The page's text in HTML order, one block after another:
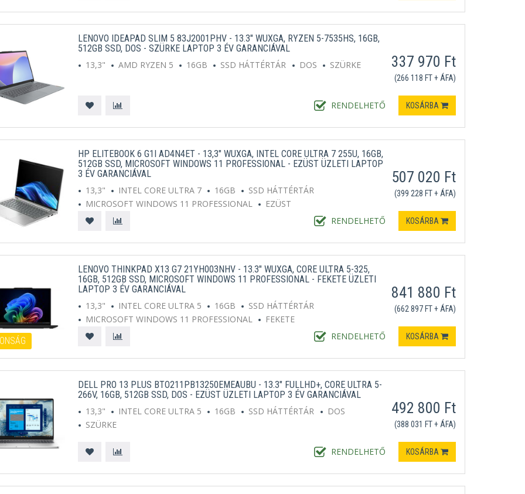
LENOVO IDEAPAD SLIM 5 83J2001PHV - 13.3" WUXGA, RYZEN 5-7535HS, 16GB,
512GB SSD, DOS - SZÜRKE LAPTOP 3 ÉV GARANCIÁVAL
13,3"
AMD RYZEN 5 16GB SSD HÁTTÉRTÁR DOS SZÜRKE
RENDELHETŐ
337 970 Ft
(266 118 FT + ÁFA)
KOSÁRBA
HP ELITEBOOK 6 G1I AD4N4ET - 13,3" WUXGA, INTEL CORE ULTRA 7 255U, 16GB,
512GB SSD, MICROSOFT WINDOWS 11 PROFESSIONAL - EZÜST ÜZLETI LAPTOP
3 ÉV GARANCIÁVAL
13,3"
INTEL CORE ULTRA 7 16GB
SSD HÁTTÉRTÁR
MICROSOFT WINDOWS 11 PROFESSIONAL
EZÜST
RENDELHETŐ
507 020 Ft
(399 228 FT + ÁFA)
KOSÁRBA
LENOVO THINKPAD X13 G7 21YH003NHV - 13.3" WUXGA, CORE ULTRA 5-325,
16GB, 512GB SSD, MICROSOFT WINDOWS 11 PROFESSIONAL - FEKETE ÜZLETI
LAPTOP 3 ÉV GARANCIÁVAL
13,3"
INTEL CORE ULTRA 5 16GB
SSD HÁTTÉRTÁR
MICROSOFT WINDOWS 11 PROFESSIONAL
FEKETE
RENDELHETŐ
841 880 Ft
(662 897 FT + ÁFA)
KOSÁRBA
DELL PRO 13 PLUS BTO211PB13250EMEAUBU - 13.3" FULLHD+, CORE ULTRA 5-
266V, 16GB, 512GB SSD, DOS - EZÜST ÜZLETI LAPTOP 3 ÉV GARANCIÁVAL
13,3"
INTEL CORE ULTRA 5 16GB SSD HÁTTÉRTÁR
DOS
SZÜRKE
RENDELHETŐ
492 800 Ft
(388 031 FT + ÁFA)
KOSÁRBA